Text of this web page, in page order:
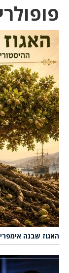
פופולרי
האגוז שבנה